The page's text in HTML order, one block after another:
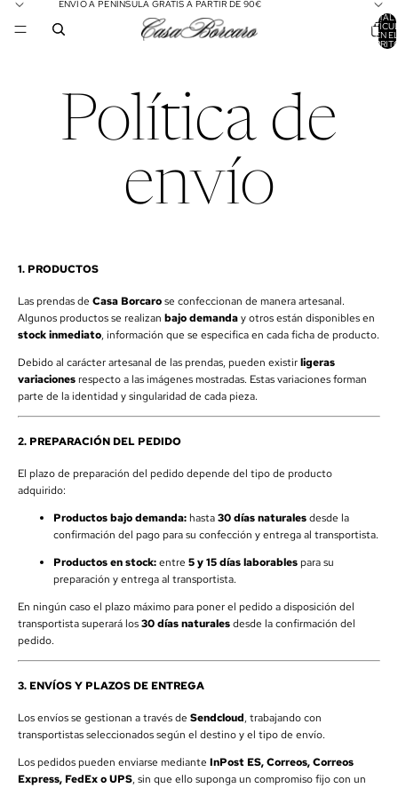
ENVÍO A PENÍNSULA GRATIS A PARTIR DE 90€
TOTAL
EN EL
Política de
envío
1. PRODUCTOS
Las prendas de Casa Borcarose confeccionan de manera artesanal.
Algunos productos se realizan bajo demanday otros están disponibles en
stock inmediato, información que se especifica en cada ficha de producto.
Debido al carácter artesanal de las prendas, pueden existirligeras
variacionesrespecto a las imágenes mostradas. Estas variaciones forman
parte de la identidad y singularidad de cada pieza.
2. PREPARACIÓN DEL PEDIDO
El plazo de preparación del pedido depende del tipo de producto
adquirido:
Productos bajo demanda:hasta30 días naturalesdesde la
confirmación del pago para su confección y entrega al transportista.
Productos en stock:entre 5 y 15días laborablespara su
preparación y entrega al transportista.
En ningún caso el plazo máximo para poner el pedido a disposición del
transportista superará los30 días naturalesdesde la confirmación del
pedido.
3. ENVÍOS Y PLAZOS DE ENTREGA
Los envíos se gestionan a través de Sendcloud, trabajando con
transportistas seleccionados según el destino y el tipo de envío.
Los pedidos pueden enviarse mediante InPost ES, Correos, Correos
Express, FedEx o UPS, sin que ello suponga un compromiso fijo con un